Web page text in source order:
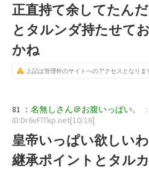
正直持て余してたん
とタルンダ持たせて
かね
上記は管理外のサイトへのアクセスとなりま
81 ： 名無しさん＠お腹いっぱい。
ID:Dr6vFlTkp.net[10/16]
皇帝いっぱい欲しいわ
継承ポイントとタル